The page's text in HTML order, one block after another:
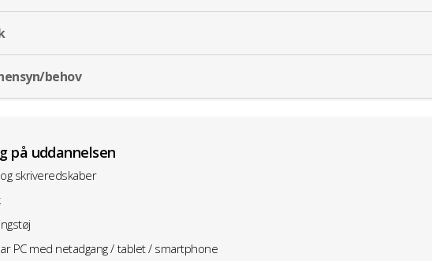
behov
på uddannelsen
skriveredskaber
PC med netadgang / tablet / smartphone